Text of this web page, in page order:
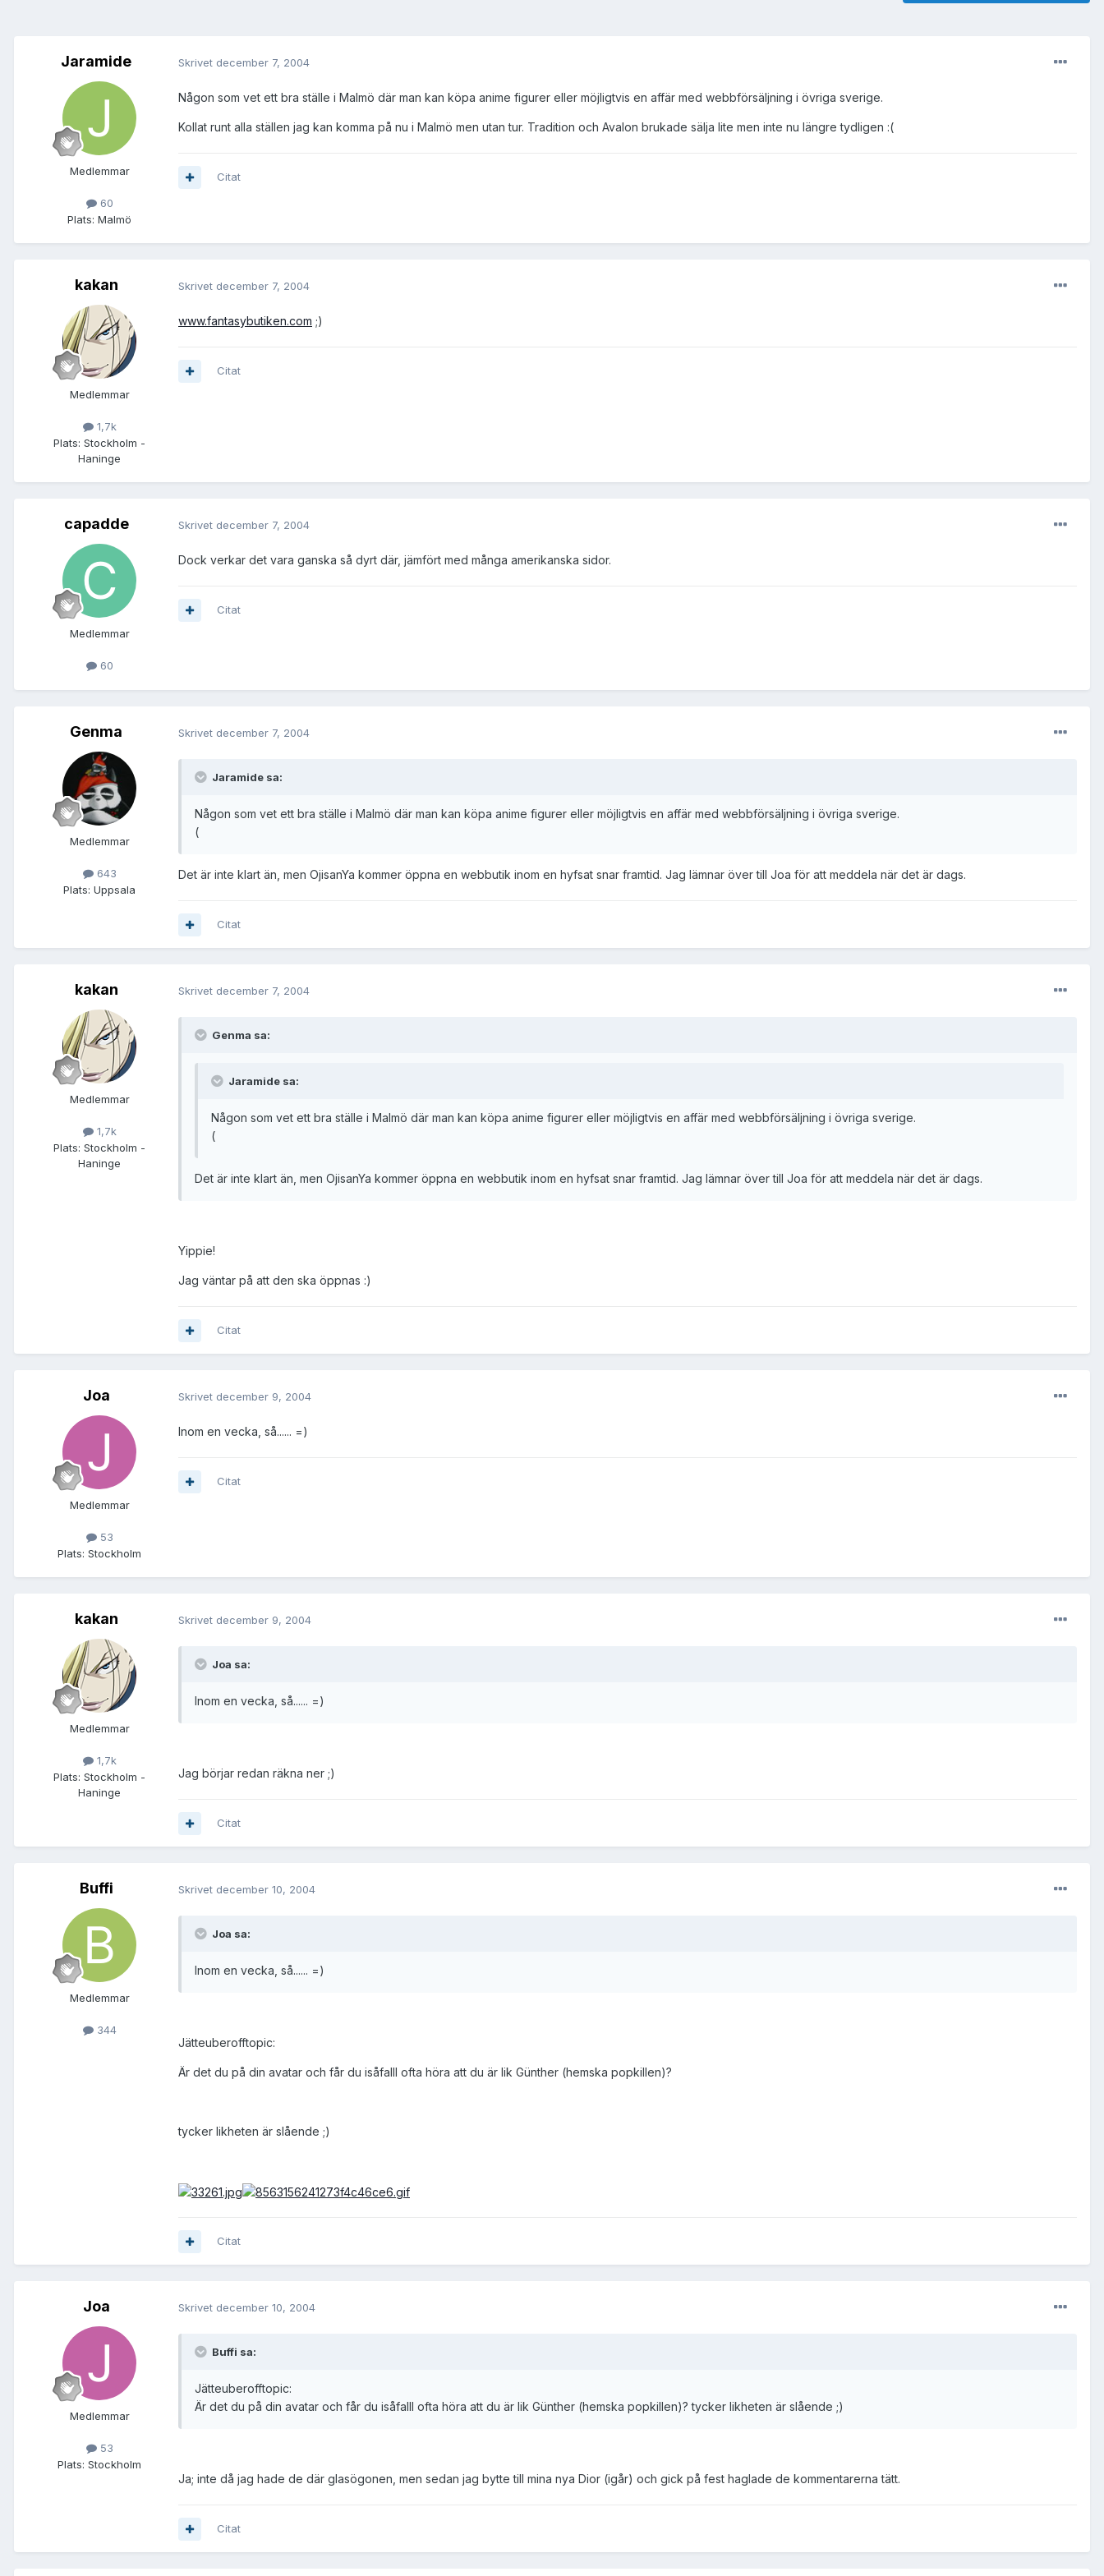
Jaramide
Medlemmar
60
Plats: Malmö
Skrivet december 7, 2004
Någon som vet ett bra ställe i Malmö där man kan köpa anime figurer eller möjligtvis en affär med webbförsäljning i övriga sverige.
Kollat runt alla ställen jag kan komma på nu i Malmö men utan tur. Tradition och Avalon brukade sälja lite men inte nu längre tydligen :(
Citat
kakan
Medlemmar
1,7k
Plats: Stockholm -
Haninge
Skrivet december 7, 2004
www.fantasybutiken.com ;)
Citat
capadde
Medlemmar
60
Skrivet december 7, 2004
Dock verkar det vara ganska så dyrt där, jämfört med många amerikanska sidor.
Citat
Genma
Medlemmar
643
Plats: Uppsala
Skrivet december 7, 2004
Jaramide sa:
Någon som vet ett bra ställe i Malmö där man kan köpa anime figurer eller möjligtvis en affär med webbförsäljning i övriga sverige.
(
Det är inte klart än, men OjisanYa kommer öppna en webbutik inom en hyfsat snar framtid. Jag lämnar över till Joa för att meddela när det är dags.
Citat
kakan
Medlemmar
1,7k
Plats: Stockholm -
Haninge
Skrivet december 7, 2004
Genma sa:
Jaramide sa:
Någon som vet ett bra ställe i Malmö där man kan köpa anime figurer eller möjligtvis en affär med webbförsäljning i övriga sverige.
(
Det är inte klart än, men OjisanYa kommer öppna en webbutik inom en hyfsat snar framtid. Jag lämnar över till Joa för att meddela när det är dags.
Yippie!
Jag väntar på att den ska öppnas :)
Citat
Joa
Medlemmar
53
Plats: Stockholm
Skrivet december 9, 2004
Inom en vecka, så...... =)
Citat
kakan
Medlemmar
1,7k
Plats: Stockholm -
Haninge
Skrivet december 9, 2004
Joa sa:
Inom en vecka, så...... =)
Jag börjar redan räkna ner ;)
Citat
Buffi
Medlemmar
344
Skrivet december 10, 2004
Joa sa:
Inom en vecka, så...... =)
Jätteuberofftopic:
Är det du på din avatar och får du isåfalll ofta höra att du är lik Günther (hemska popkillen)?
tycker likheten är slående ;)
Citat
Joa
Medlemmar
53
Plats: Stockholm
Skrivet december 10, 2004
Buffi sa:
Jätteuberofftopic:
Är det du på din avatar och får du isåfalll ofta höra att du är lik Günther (hemska popkillen)? tycker likheten är slående ;)
Ja; inte då jag hade de där glasögonen, men sedan jag bytte till mina nya Dior (igår) och gick på fest haglade de kommentarerna tätt.
Citat